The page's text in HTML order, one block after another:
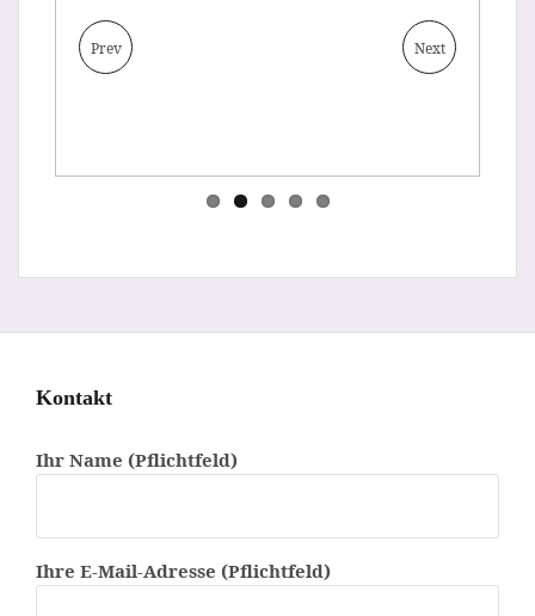
Prev Next
Kontakt
Ihr Name (Pflichtfeld)
Ihre E-Mail-Adresse (Pflichtfeld)